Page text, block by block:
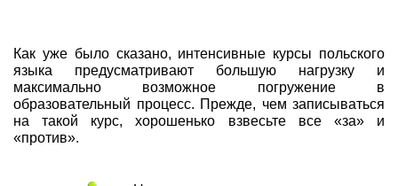
Как уже было сказано, интенсивные курсы польского
языка предусматривают большую нагрузку и
максимально возможное погружение в
образовательный процесс. Прежде, чем записываться
на такой курс, хорошенько взвесьте все «за» и
«против».